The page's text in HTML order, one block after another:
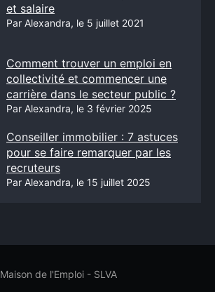
et salaire
Par Alexandra, le 5 juillet 2021
Comment trouver un emploi en
collectivité et commencer une
carrière dans le secteur public ?
Par Alexandra, le 3 février 2025
Conseiller immobilier : 7 astuces
pour se faire remarquer par les
recruteurs
Par Alexandra, le 15 juillet 2025
Maison de l'Emploi - SLVA